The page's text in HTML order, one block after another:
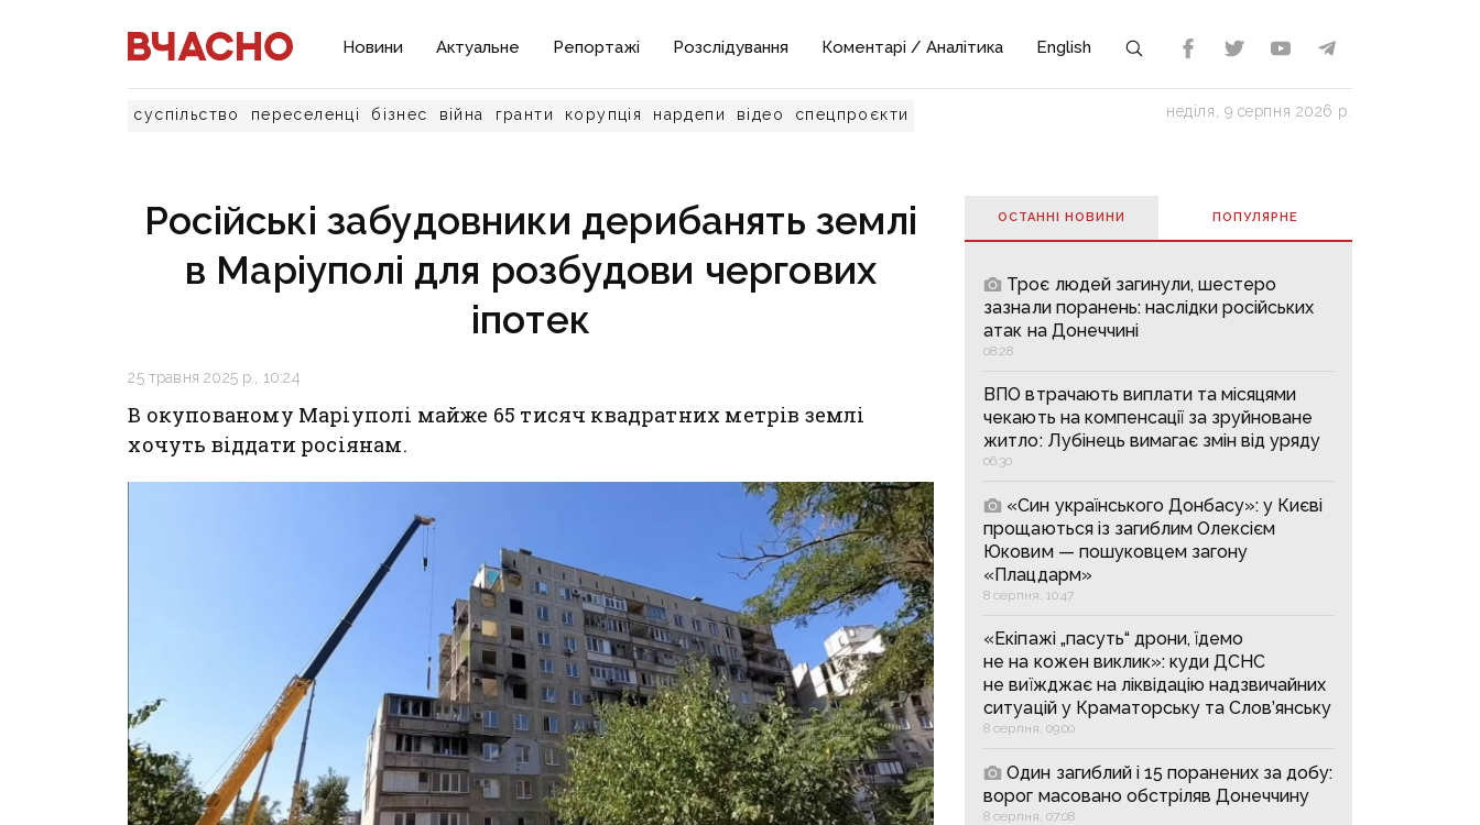
Новини Актуальне Репортажі Розслідування Коментарі / Аналітика English
суспільство переселенці бізнес війна гранти корупція нардепи відео спецпроєкти неділя, 9 серпня 2026 р.
Російські забудовники дерибанять землі
в Маріуполі для розбудови чергових
іпотек
25 травня 2025 р., 10:24
В окупованому Маріуполі майже 65 тисяч квадратних метрів землі
хочуть віддати росіянам.
ОСТАННІ НОВИНИ ПОПУЛЯРНE
Троє людей загинули, шестеро
зазнали поранень: наслідки російських
атак на Донеччині
08:28
ВПО втрачають виплати та місяцями
чекають на компенсації за зруйноване
житло: Лубінець вимагає змін від уряду
06:30
«Син українського Донбасу»: у Києві
прощаються із загиблим Олексієм
Юковим — пошуковцем загону
«Плацдарм»
8 серпня, 10:47
«Екіпажі „пасуть“ дрони, їдемо
не на кожен виклик»: куди ДСНС
не виїжджає на ліквідацію надзвичайних
ситуацій у Краматорську та Слов’янську
8 серпня, 09:00
Один загиблий і 15 поранених за добу:
ворог масовано обстріляв Донеччину
8 серпня, 07:08